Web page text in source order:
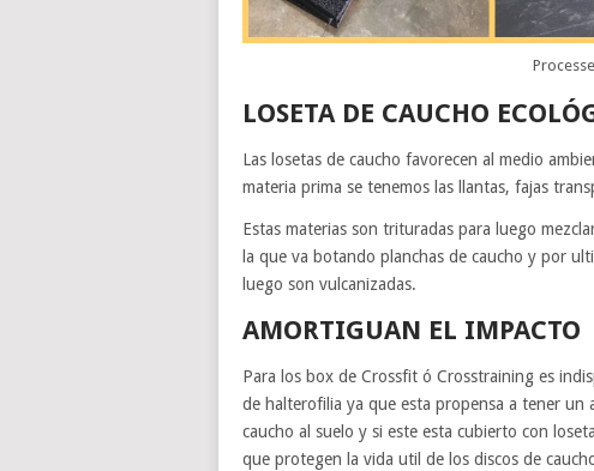
LOSETA DE CAUCHO
Las losetas de caucho favorecen al medio
materia prima se tenemos las llantas, fajas
Estas materias son trituradas para luego
la que va botando planchas de caucho y por
luego son vulcanizadas.
AMORTIGUAN EL IMPACTO
Para los box de Crossfit ó Crosstraining es
de halterofilia ya que esta propensa a tener
caucho al suelo y si este esta cubierto con
que protegen la vida util de los discos de